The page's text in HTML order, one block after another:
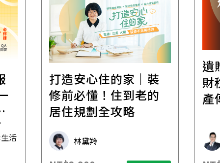
活
打造安心住的家｜裝
修前必懂！住到老的
居住規劃全攻略
林黛羚
遺
財
產